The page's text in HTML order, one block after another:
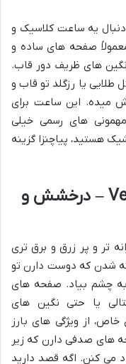
یه ساعت کلاسیک و
صفحه های ساده و
نگین های ظریف دور قاب.
یا رزگلد تو قاب و
میده. این ساعت برای
های رسمی خیلی
هستید، پیاچنزا گزینه
مدل ۲: لنکستر سری Venezia – درخشش و
تر و پر زرق و برق تری
شدن که دوست دارن تو
چشم بیاد. صفحه های
یا حتی نگین های
از ویژگی های بارز
های صدفی دارن که زیر
می کنن. اگه قصد دارید